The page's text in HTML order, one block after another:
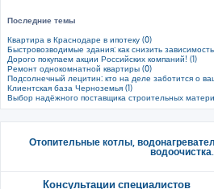
Последние темы
Квартира в Краснодаре в ипотеку (0)
Быстровозводимые здания: как снизить
Дорого покупаем акции Российских компаний! (1)
Ремонт однокомнатной квартиры (0)
Подсолнечный лецитин: кто на деле заботится о
Клиентская база Черноземья (1)
Выбор надёжного поставщика строительных
Отопительные котлы,
Консультации специалистов